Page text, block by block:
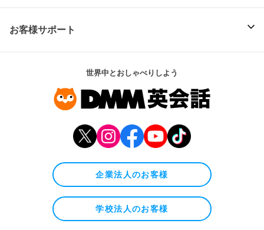
お客様サポート
世界中とおしゃべりしよう
企業法人のお客様
学校法人のお客様